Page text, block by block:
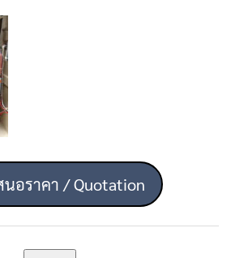
นอราคา / Quotation